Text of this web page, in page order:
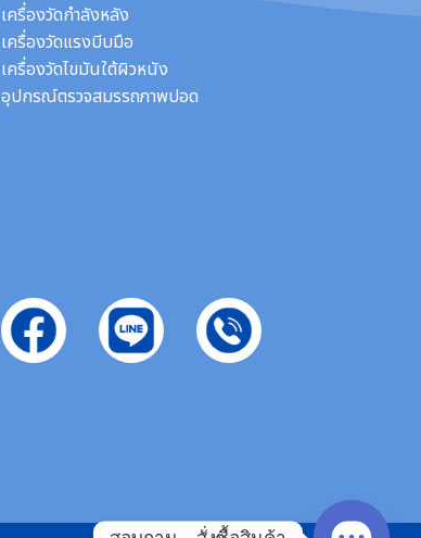
เครื่องวัดกำลังหลัง
เครื่องวัดแรงบีบมือ
เครื่องวัดไขมันใต้ผิวหนัง
อุปกรณ์ตรวจสมรรถภาพปอด